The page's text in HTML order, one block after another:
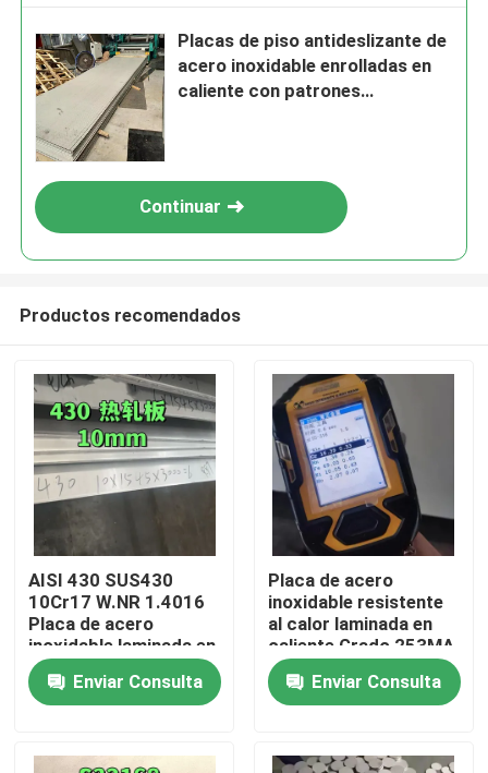
En casa
Placas de piso antideslizante de
acero inoxidable enrolladas en
caliente con patrones
Continuar
Productos recomendados
AISI 430 SUS430
10Cr17 W.NR 1.4016
Placa de acero
inoxidable laminada en
caliente
10*1500*6000
Superficie NO.1
Enviar Consulta
Placa de acero
inoxidable resistente
al calor laminada en
caliente Grado 253MA
/ S30815 con
superficie decapada
Enviar Consulta